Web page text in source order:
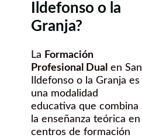
Ildefonso o la
Granja?
La Formación
Profesional Dual en San
Ildefonso o la Granja es
una modalidad
educativa que combina
la enseñanza teórica en
centros de formación